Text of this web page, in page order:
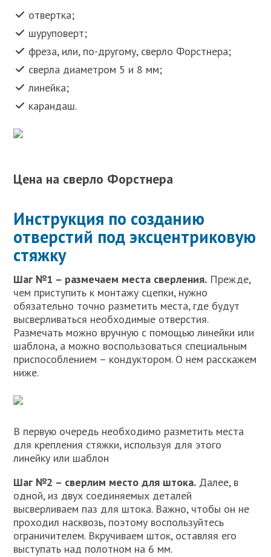
отвертка;
шуруповерт;
фреза, или, по-другому, сверло Форстнера;
сверла диаметром 5 и 8 мм;
линейка;
карандаш.
Цена на сверло Форстнера
Инструкция по созданию
отверстий под эксцентриковую
стяжку
Шаг №1 – размечаем места сверления. Прежде,
чем приступить к монтажу сцепки, нужно
обязательно точно разметить места, где будут
высверливаться необходимые отверстия.
Размечать можно вручную с помощью линейки или
шаблона, а можно воспользоваться специальным
приспособлением – кондуктором. О нем расскажем
ниже.
В первую очередь необходимо разметить места
для крепления стяжки, используя для этого
линейку или шаблон
Шаг №2 – сверлим место для штока. Далее, в
одной, из двух соединяемых деталей
высверливаем паз для штока. Важно, чтобы он не
проходил насквозь, поэтому воспользуйтесь
ограничителем. Вкручиваем шток, оставляя его
выступать над полотном на 6 мм.